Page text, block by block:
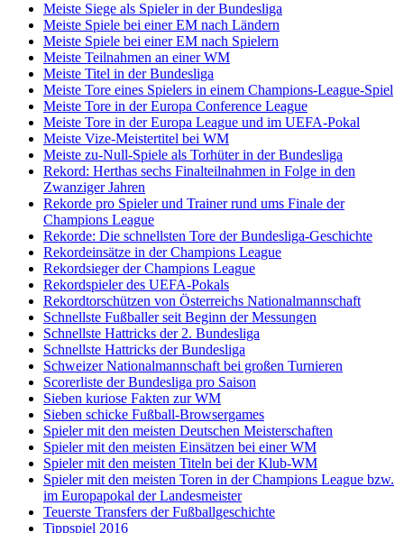
Meiste Siege als Spieler in der Bundesliga
Meiste Spiele bei einer EM nach Ländern
Meiste Spiele bei einer EM nach Spielern
Meiste Teilnahmen an einer WM
Meiste Titel in der Bundesliga
Meiste Tore eines Spielers in einem Champions-League-Spiel
Meiste Tore in der Europa Conference League
Meiste Tore in der Europa League und im UEFA-Pokal
Meiste Vize-Meistertitel bei WM
Meiste zu-Null-Spiele als Torhüter in der Bundesliga
Rekord: Herthas sechs Finalteilnahmen in Folge in den
Zwanziger Jahren
Rekorde pro Spieler und Trainer rund ums Finale der
Champions League
Rekorde: Die schnellsten Tore der Bundesliga-Geschichte
Rekordeinsätze in der Champions League
Rekordsieger der Champions League
Rekordspieler des UEFA-Pokals
Rekordtorschützen von Österreichs Nationalmannschaft
Schnellste Fußballer seit Beginn der Messungen
Schnellste Hattricks der 2. Bundesliga
Schnellste Hattricks der Bundesliga
Schweizer Nationalmannschaft bei großen Turnieren
Scorerliste der Bundesliga pro Saison
Sieben kuriose Fakten zur WM
Sieben schicke Fußball-Browsergames
Spieler mit den meisten Deutschen Meisterschaften
Spieler mit den meisten Einsätzen bei einer WM
Spieler mit den meisten Titeln bei der Klub-WM
Spieler mit den meisten Toren in der Champions League bzw.
im Europapokal der Landesmeister
Teuerste Transfers der Fußballgeschichte
Tippspiel 2016